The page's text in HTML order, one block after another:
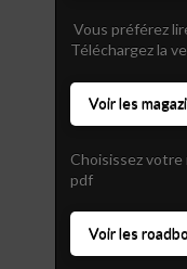
Vous préférez
Téléchargez la
Voir les
Choisissez
pdf
Voir les